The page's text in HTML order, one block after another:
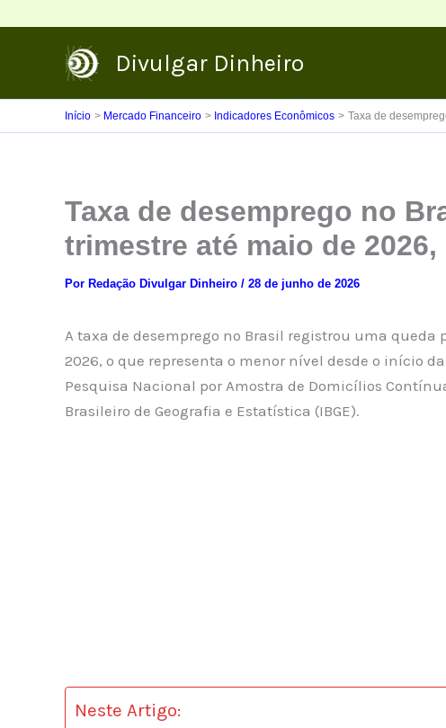
Divulgar Dinheiro
Início Mercado Financeiro Indicadores Econômicos Taxa de
Taxa de desemprego no
trimestre até maio de
Por Redação Divulgar Dinheiro / 28 de junho de 2026
A taxa de desemprego no Brasil registrou uma queda
2026, o que representa o menor nível desde o início
Pesquisa Nacional por Amostra de Domicílios
Brasileiro de Geografia e Estatística (IBGE).
Neste Artigo: